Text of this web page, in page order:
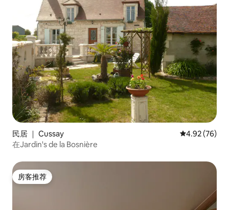
民居 ｜ Cussay 平均评分
4.92 (76)
在Jardin's de la Bosnière
房客推荐
房客推荐